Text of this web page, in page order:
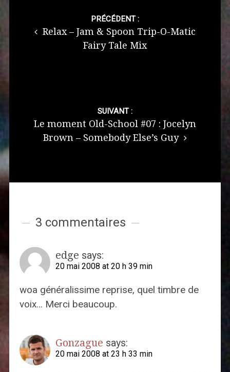
PRÉCÉDENT :
Relax – Jam & Spoon Trip-O-Matic
Fairy Tale Mix
SUIVANT :
Le moment Old-School #07 : Jocelyn
Brown – Somebody Else’s Guy
3 commentaires
edge says:
20 mai 2008 at 20 h 39 min
woa généralissime reprise, quel timbre de
voix… Merci beaucoup.
Gonzague says:
20 mai 2008 at 23 h 33 min